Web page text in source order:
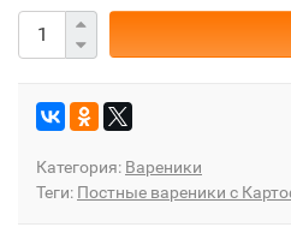
Категория: Вареники
Теги: Постные вареники с